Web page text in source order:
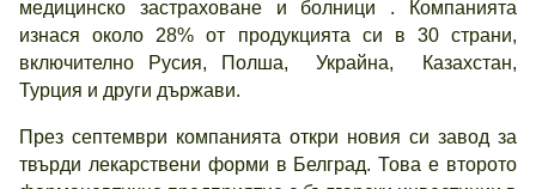
медицинско застраховане и болници . Компанията
изнася около 28% от продукцията си в 30 страни,
включително Русия, Полша, Украйна, Казахстан,
Турция и други държави.
През септември компанията откри новия си завод за
твърди лекарствени форми в Белград. Това е второто